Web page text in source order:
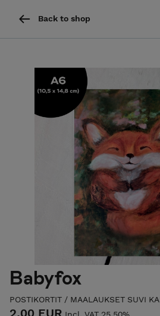
Back to shop
Babyfox
POSTIKORTIT / MAALAUKSET SUVI
2.00 EUR Incl. VAT 25.50%